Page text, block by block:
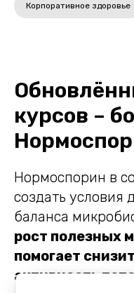
Корпоративное здоровье
курсов –
Нормоспорин в
создать условия
баланса
рост полезных
помогает
активность